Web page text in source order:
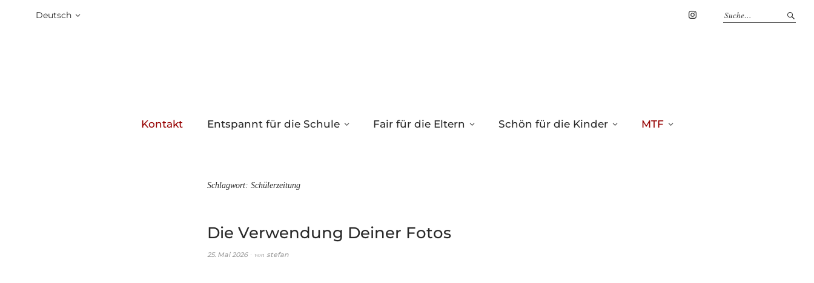
Deutsch
Kontakt Entspannt für die Schule Fair für die Eltern Schön für die Kinder MTF
Schlagwort: Schülerzeitung
Die Verwendung Deiner Fotos
25. Mai 2026 von stefan